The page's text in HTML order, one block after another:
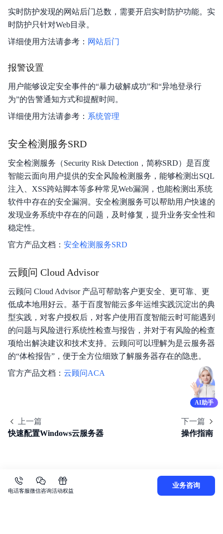
实时防护发现的网站后门总数，需要开启实时防护功能。实
时防护只针对Web目录。
详细使用方法请参考： 网站后门
报警设置
用户能够设定安全事件的“暴力破解成功”和“异地登录行
为”的告警通知方式和提醒时间。
详细使用方法请参考： 系统管理
安全检测服务SRD
安全检测服务（Security Risk Detection，简称SRD）是百度
智能云面向用户提供的安全风险检测服务，能够检测出SQL
注入、XSS跨站脚本等多种常见Web漏洞，也能检测出系统
软件中存在的安全漏洞。安全检测服务可以帮助用户快速的
发现业务系统中存在的问题，及时修复，提升业务安全性和
稳定性。
官方产品文档： 安全检测服务SRD
云顾问 Cloud Advisor
云顾问 Cloud Advisor 产品可帮助客户更安全、更可靠、更
低成本地用好云。基于百度智能云多年运维实践沉淀出的典
型实践，对客户授权后，对客户使用百度智能云时可能遇到
的问题与风险进行系统性检查与报告，并对于有风险的检查
项给出解决建议和技术支持。云顾问可以理解为是云服务器
的“体检报告”，便于全方位细致了解服务器存在的隐患。
官方产品文档： 云顾问ACA
上一篇
快速配置Windows云服务器
下一篇
操作指南
AI助手
电话客服微信咨询活动权益
业务咨询